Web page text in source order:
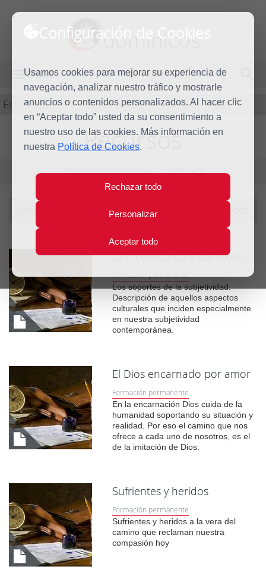
Configuración de Cookies
Usamos cookies para mejorar su experiencia de
navegación, analizar nuestro tráfico y mostrarle
anuncios o contenidos personalizados. Al hacer clic
en “Aceptar todo” usted da su consentimiento a
nuestro uso de las cookies. Más información en
nuestra Política de Cookies.
Rechazar todo
Personalizar
Aceptar todo
dominicos
MENÚ
Estudio
Recursos
Recursos por página:10/20/40
formacion-permanente
La incertidumbre del sujeto
Formación permanente
Los soportes de la subjetividad.
Descripción de aquellos aspectos
culturales que inciden especialmente
en nuestra subjetividad
contemporánea.
El Dios encarnado por amor
Formación permanente
En la encarnación Dios cuida de la
humanidad soportando su situación y
realidad. Por eso el camino que nos
ofrece a cada uno de nosotros, es el
de la imitación de Dios.
Sufrientes y heridos
Formación permanente
Sufrientes y heridos a la vera del
camino que reclaman nuestra
compasión hoy